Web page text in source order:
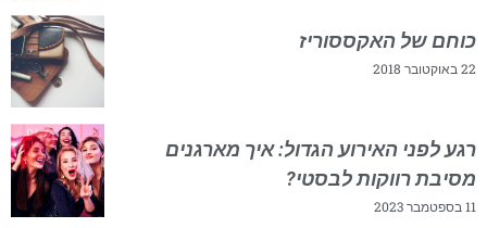
כוחם של האקססוריז
22 באוקטובר 2018
רגע לפני האירוע הגדול: איך מארגנים
מסיבת רווקות לבסטי?
11 בספטמבר 2023